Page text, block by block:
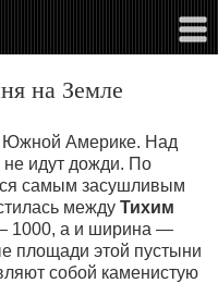
на Земле
Южной Америке. Над
не идут дожди. По
самым засушливым
между Тихим
1000, а и ширина —
площади этой пустыни
собой каменистую